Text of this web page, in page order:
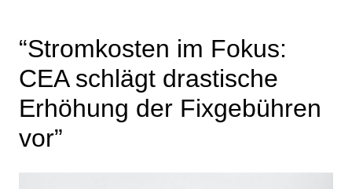
“Stromkosten im Fokus:
CEA schlägt drastische
Erhöhung der Fixgebühren
vor”